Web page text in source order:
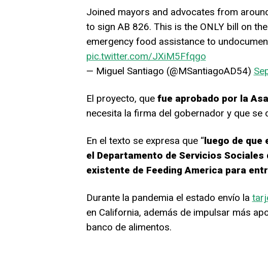
Joined mayors and advocates from
to sign AB 826. This is the ONLY bill on
emergency food assistance to
pic.twitter.com/JXiM5Ffqgo
— Miguel Santiago (@MSantiagoAD54)
El proyecto, que fue aprobado por la
necesita la firma del gobernador y que
En el texto se expresa que “luego de que
el Departamento de Servicios
existente de Feeding America para
Durante la pandemia el estado envío la
en California, además de impulsar más
banco de alimentos.